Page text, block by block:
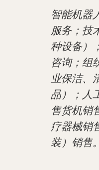
智能机器
服务；技
种设备）
咨询；组
业保洁、
品）；人
售货机销
疗器械销
装）销售